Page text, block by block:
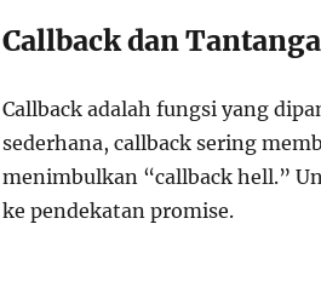
Callback dan
Callback adalah fungsi yang
sederhana, callback sering
menimbulkan “callback hell.”
ke pendekatan promise.